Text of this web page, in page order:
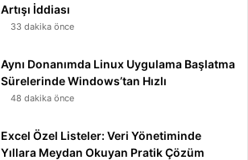
Artışı İddiası
33 dakika önce
Aynı Donanımda Linux Uygulama Başlatma
Sürelerinde Windows’tan Hızlı
48 dakika önce
Excel Özel Listeler: Veri Yönetiminde
Yıllara Meydan Okuyan Pratik Çözüm